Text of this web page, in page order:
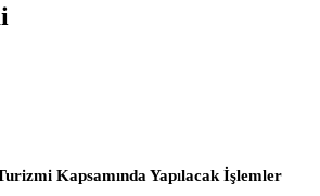
Kapsamında Yapılacak İşlemler